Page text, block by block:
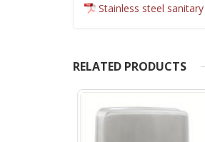
Stainless steel
RELATED PRODUCTS